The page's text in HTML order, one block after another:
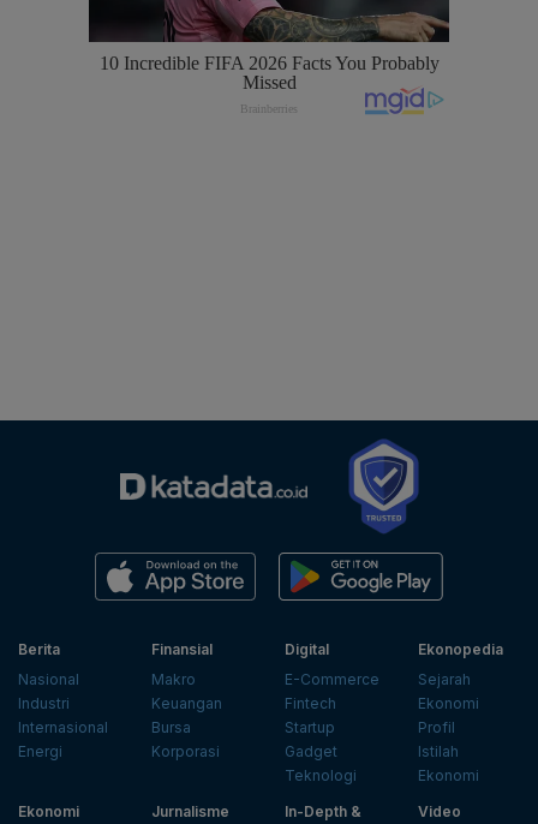
Berita
Nasional
Industri
Internasional
Energi
Finansial
Makro
Keuangan
Bursa
Korporasi
Digital
E-Commerce
Fintech
Startup
Gadget
Teknologi
Ekonopedia
Sejarah
Ekonomi
Profil
Istilah
Ekonomi
Ekonomi
Jurnalisme
In-Depth &
Video